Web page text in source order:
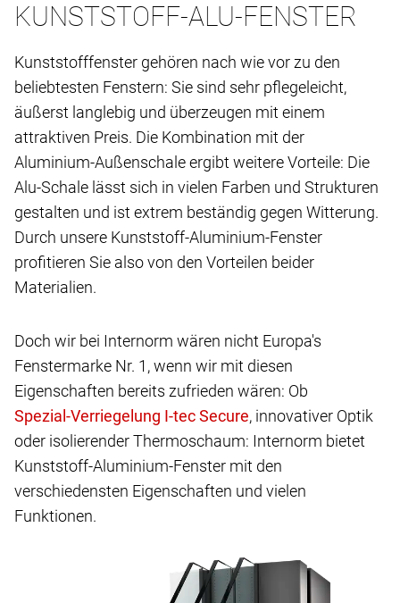
KUNSTSTOFF-ALU-FENSTER
Kunststofffenster gehören nach wie vor zu den
beliebtesten Fenstern: Sie sind sehr pflegeleicht,
äußerst langlebig und überzeugen mit einem
attraktiven Preis. Die Kombination mit der
Aluminium-Außenschale ergibt weitere Vorteile: Die
Alu-Schale lässt sich in vielen Farben und Strukturen
gestalten und ist extrem beständig gegen Witterung.
Durch unsere Kunststoff-Aluminium-Fenster
profitieren Sie also von den Vorteilen beider
Materialien.
Doch wir bei Internorm wären nicht Europa's
Fenstermarke Nr. 1, wenn wir mit diesen
Eigenschaften bereits zufrieden wären: Ob
, innovativer Optik
oder isolierender Thermoschaum: Internorm bietet
Kunststoff-Aluminium-Fenster mit den
verschiedensten Eigenschaften und vielen
Funktionen.